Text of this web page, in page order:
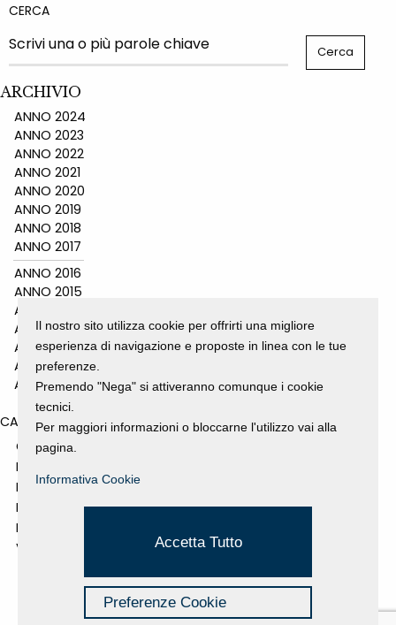
CERCA
ARCHIVIO
ANNO 2024
ANNO 2023
ANNO 2022
ANNO 2021
ANNO 2020
ANNO 2019
ANNO 2018
ANNO 2017
ANNO 2016
ANNO 2015
ANNO 2014
ANNO 2011
ANNO 2010
ANNO 2009
ANNO 2008
CATEGORIES
GALLERY
MOSTRE E EVENTI
NEWS
PROGETTI SOSTENUTI
RASSEGNA STAMPA
VIDEO
Il nostro sito utilizza cookie per offrirti una migliore
esperienza di navigazione e proposte in linea con le tue
preferenze.
Premendo "Nega" si attiveranno comunque i cookie
tecnici.
Per maggiori informazioni o bloccarne l'utilizzo vai alla
pagina.
Informativa Cookie
Accetta Tutto
Preferenze Cookie